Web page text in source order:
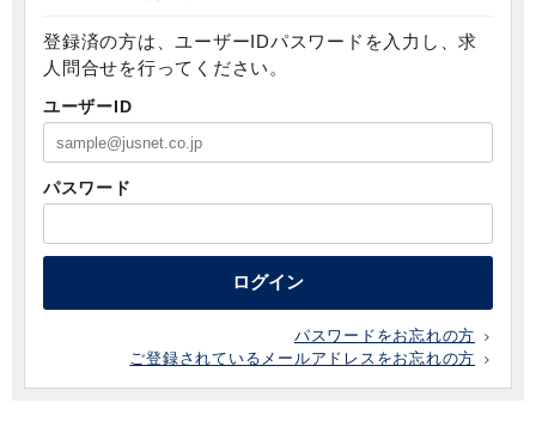
登録済の方は、ユーザーIDパスワードを入力し、求
人問合せを行ってください。
ユーザーID
パスワード
ログイン
パスワードをお忘れの方
ご登録されているメールアドレスをお忘れの方